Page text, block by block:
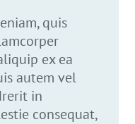
quis
ex ea
autem vel
in
consequat,